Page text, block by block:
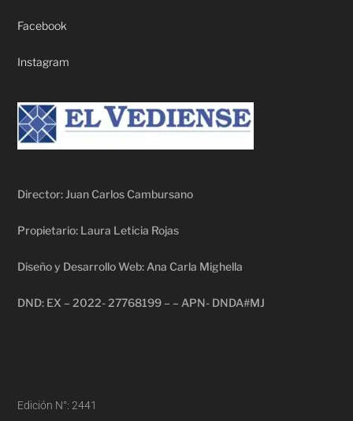
Facebook
Instagram
Director: Juan Carlos Cambursano
Propietario: Laura Leticia Rojas
Diseño y Desarrollo Web: Ana Carla Mighella
DND: EX – 2022- 27768199 – – APN- DNDA#MJ
Edición N°: 2441